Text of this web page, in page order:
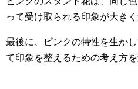
って受け取られる印象が大きく
最後に、ピンクの特性を生か
て印象を整えるための考え方を